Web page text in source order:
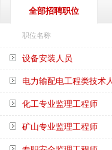
全部招聘职位
职位名称
设备安装人员
电力输配电工程类技术
化工专业监理工程师
矿山专业监理工程师